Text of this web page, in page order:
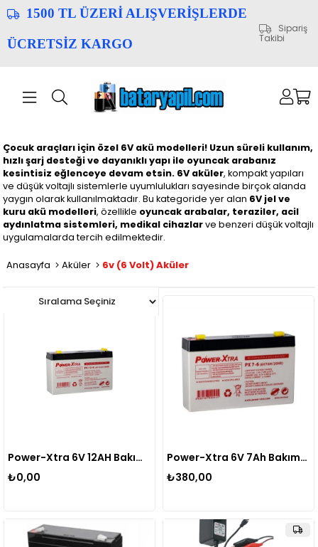
1500 TL ÜZERİ ALIŞVERİŞLERDE
ÜCRETSİZ KARGO
Sipariş
Takibi
Çocuk araçları için özel 6V akü modelleri! Uzun süreli kullanım,
hızlı şarj desteği ve dayanıklı yapı ile oyuncak arabanız
kesintisiz eğlenceye devam etsin. 6V aküler, kompakt yapıları
ve düşük voltajlı sistemlerle uyumlulukları sayesinde birçok alanda
yaygın olarak kullanılmaktadır. Bu kategoride yer alan 6V jel ve
kuru akü modelleri, özellikle oyuncak arabalar, teraziler, acil
aydınlatma sistemleri, medikal cihazlarve benzeri düşük voltajlı
uygulamalarda tercih edilmektedir.
Anasayfa Aküler 6v (6 Volt) Aküler
Power-Xtra 6V 12AH Bakımsız Kuru Akü
₺0,00
Power-Xtra 6V 7Ah Bakımsız Kuru Akü Oyuncak Araba Tartı Alarm Aküsü
₺380,00